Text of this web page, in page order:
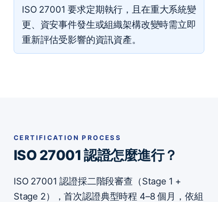
ISO 27001 要求定期執行，且在重大系統變
更、資安事件發生或組織架構改變時需立即
重新評估受影響的資訊資產。
CERTIFICATION PROCESS
ISO 27001 認證怎麼進行？
ISO 27001 認證採二階段審查（Stage 1 +
Stage 2），首次認證典型時程 4–8 個月，依組